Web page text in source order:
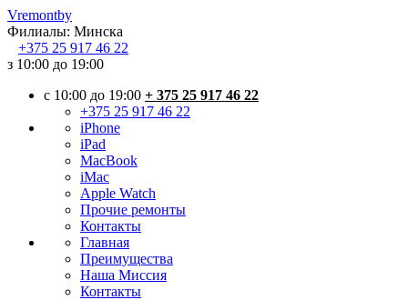
Vremontby
Филиалы: Минска
+375 25 917 46 22
з 10:00 до 19:00
c 10:00 до 19:00 + 375 25 917 46 22
+375 25 917 46 22
iPhone
iPad
MacBook
iMac
Apple Watch
Прочие ремонты
Контакты
Главная
Преимущества
Наша Миссия
Контакты